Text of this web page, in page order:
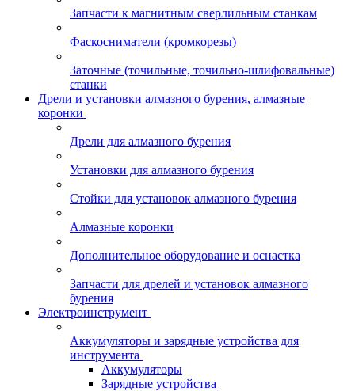
Запчасти к магнитным сверлильным станкам
Фаскосниматели (кромкорезы)
Заточные (точильные, точильно-шлифовальные)
станки
Дрели и установки алмазного бурения, алмазные
коронки
Дрели для алмазного бурения
Установки для алмазного бурения
Стойки для установок алмазного бурения
Алмазные коронки
Дополнительное оборудование и оснастка
Запчасти для дрелей и установок алмазного
бурения
Электроинструмент
Аккумуляторы и зарядные устройства для
инструмента
Аккумуляторы
Зарядные устройства